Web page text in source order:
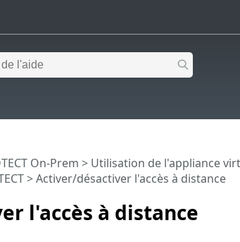
l'accès à distance
On-Prem > Utilisation de l'appliance
> Activer/désactiver l'accès à distance